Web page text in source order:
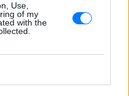
Use,
of my
with the
Τροία για τον
of Thrones και